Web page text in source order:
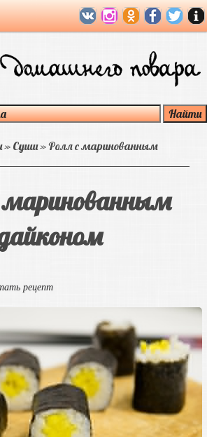
» Суши»Ролл с маринованным
маринованным
рецепт